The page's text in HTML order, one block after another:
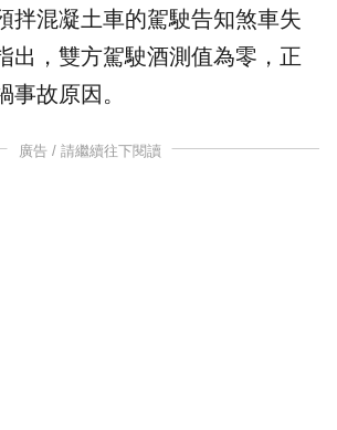
拌混凝土車的駕駛告知煞車失
出，雙方駕駛酒測值為零，正
事故原因。
廣告 / 請繼續往下閱讀